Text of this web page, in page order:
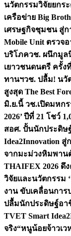
นวัตกรรมวิจัยยกร
เครือข่าย Big
เศรษฐกิจชุมชน สู่
Mobile Unit ตรวจ
บริโภควช. ผนึกมูล
เยาวชนดนตรี ครั้ง
ทานฯวช. ปลื้ม! นวั
สูงสุด The Best
มิ.ย.นี้ วช.เปิดมหกร
2026’ ปีที่ 21 โชว์
สอศ. ปั้นนักประดิษ
Idea2Innovation สู่
จากมะม่วงหิมพาน
THAIFEX 2026 ดึ
วิจัยและนวัตกรรม
งาน ขับเคลื่อนกา
ปลื้มนักประดิษฐ์อา
TVET Smart
จริง“หนูน้อยจ้าวเว